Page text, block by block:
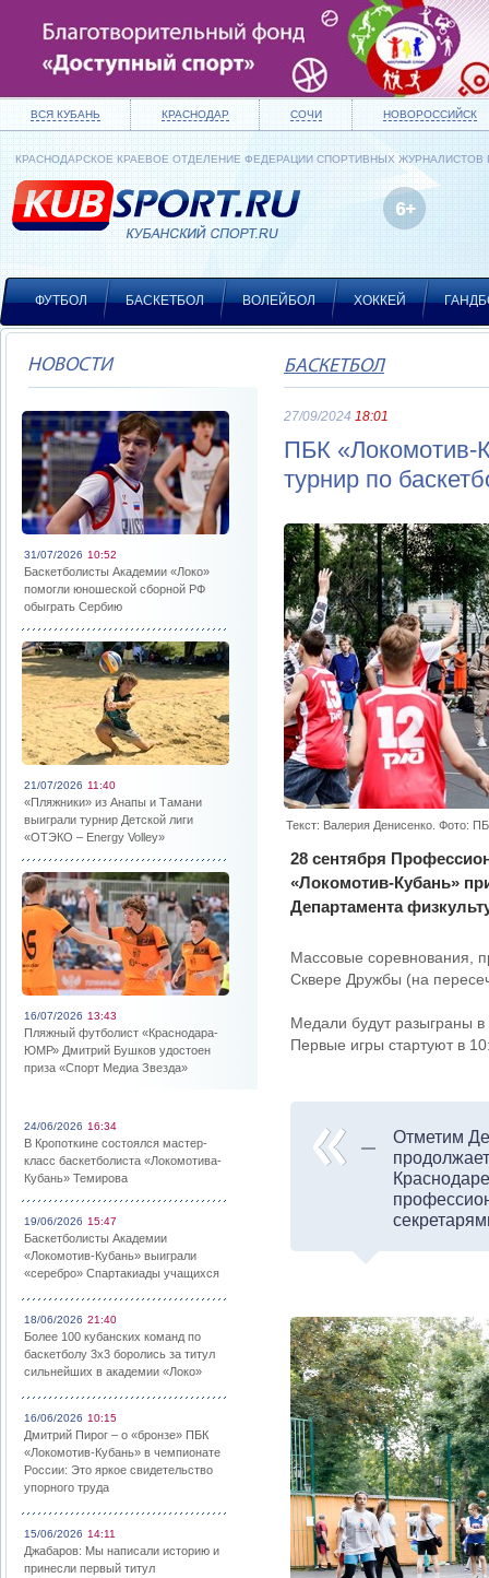
ВСЯ КУБАНЬ КРАСНОДАР СОЧИ НОВОРОССИЙСК
КРАСНОДАРСКОЕ КРАЕВОЕ ОТДЕЛЕНИЕ ФЕДЕРАЦИИ СПОРТИВНЫХ ЖУРНАЛИСТОВ
ФУТБОЛ БАСКЕТБОЛ ВОЛЕЙБОЛ ХОККЕЙ
НОВОСТИ
31/07/2026 10:52
Баскетболисты Академии «Локо»
помогли юношеской сборной РФ
обыграть Сербию
21/07/2026 11:40
«Пляжники» из Анапы и Тамани
выиграли турнир Детской лиги
«ОТЭКО – Energy Volley»
16/07/2026 13:43
Пляжный футболист «Краснодара-
ЮМР» Дмитрий Бушков удостоен
приза «Спорт Медиа Звезда»
24/06/2026 16:34
В Кропоткине состоялся мастер-
класс баскетболиста «Локомотива-
Кубань» Темирова
19/06/2026 15:47
Баскетболисты Академии
«Локомотив-Кубань» выиграли
«серебро» Спартакиады учащихся
18/06/2026 21:40
Более 100 кубанских команд по
баскетболу 3х3 боролись за титул
сильнейших в академии «Локо»
16/06/2026 10:15
Дмитрий Пирог – о «бронзе» ПБК
«Локомотив-Кубань» в чемпионате
России: Это яркое свидетельство
упорного труда
15/06/2026 14:11
Джабаров: Мы написали историю и
принесли первый титул
БАСКЕТБОЛ
27/09/2024 18:01
ПБК «Локомотив-
турнир по
Текст: Валерия Денисенко. Фото:
28 сентября
«Локомотив-Кубань»
Департамента
Массовые соревнования,
Сквере Дружбы (на
Медали будут разыграны в
Первые игры стартуют в
Отметим